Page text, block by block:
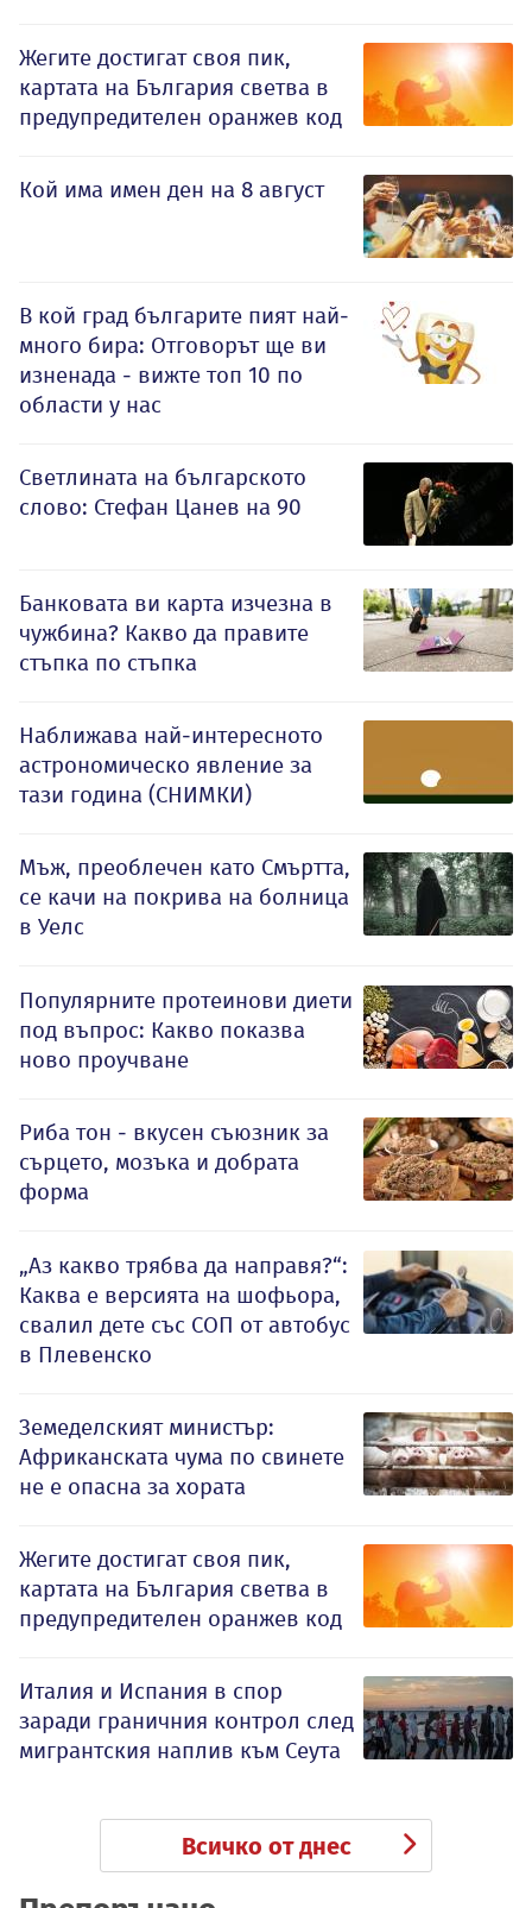
Жегите достигат своя пик,
картата на България светва в
предупредителен оранжев код
Кой има имен ден на 8 август
В кой град българите пият най-
много бира: Отговорът ще ви
изненада - вижте топ 10 по
области у нас
Светлината на българското
слово: Стефан Цанев на 90
Банковата ви карта изчезна в
чужбина? Какво да правите
стъпка по стъпка
Наближава най-интересното
астрономическо явление за
тази година (СНИМКИ)
Мъж, преоблечен като Смъртта,
се качи на покрива на болница
в Уелс
Популярните протеинови диети
под въпрос: Какво показва
ново проучване
Риба тон - вкусен съюзник за
сърцето, мозъка и добрата
форма
„Аз какво трябва да направя?“:
Каква е версията на шофьора,
свалил дете със СОП от автобус
в Плевенско
Земеделският министър:
Африканската чума по свинете
не е опасна за хората
Жегите достигат своя пик,
картата на България светва в
предупредителен оранжев код
Италия и Испания в спор
заради граничния контрол след
мигрантския наплив към Сеута
Всичко от днес